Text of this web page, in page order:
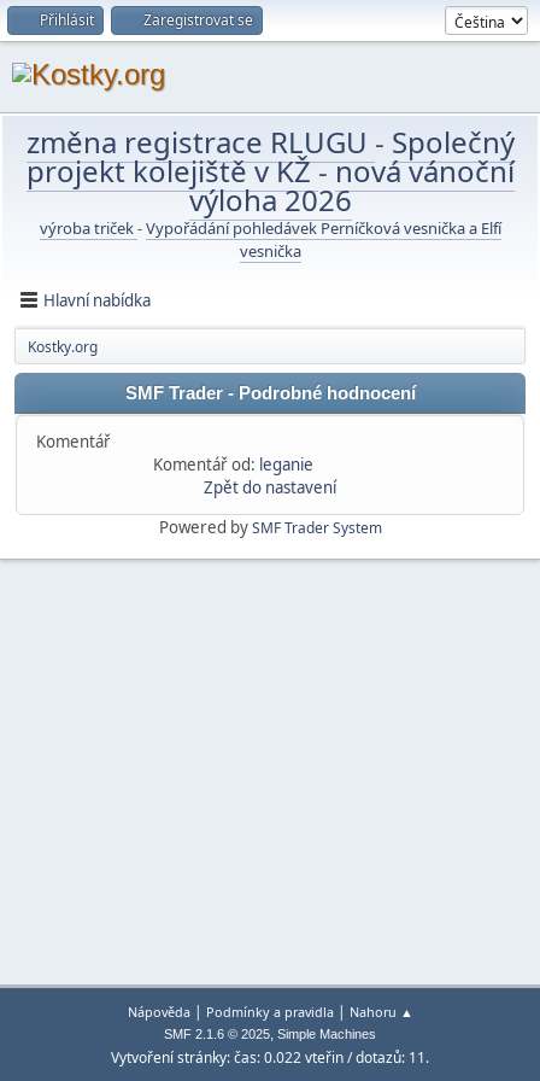
Přihlásit Zaregistrovat se
změna registrace RLUGU - Společný
projekt kolejiště v KŽ-nová vánoční
výloha 2026
výroba triček-Vypořádání pohledávek Perníčková vesnička a Elfí
vesnička
Hlavní nabídka
Kostky.org
SMF Trader - Podrobné hodnocení
Komentář
Komentář od: leganie
Zpět do nastavení
Powered bySMF Trader System
Nápověda| Podmínky a pravidla| Nahoru ▲
SMF 2.1.6 © 2025, Simple Machines
Vytvoření stránky: čas: 0.022 vteřin / dotazů: 11.